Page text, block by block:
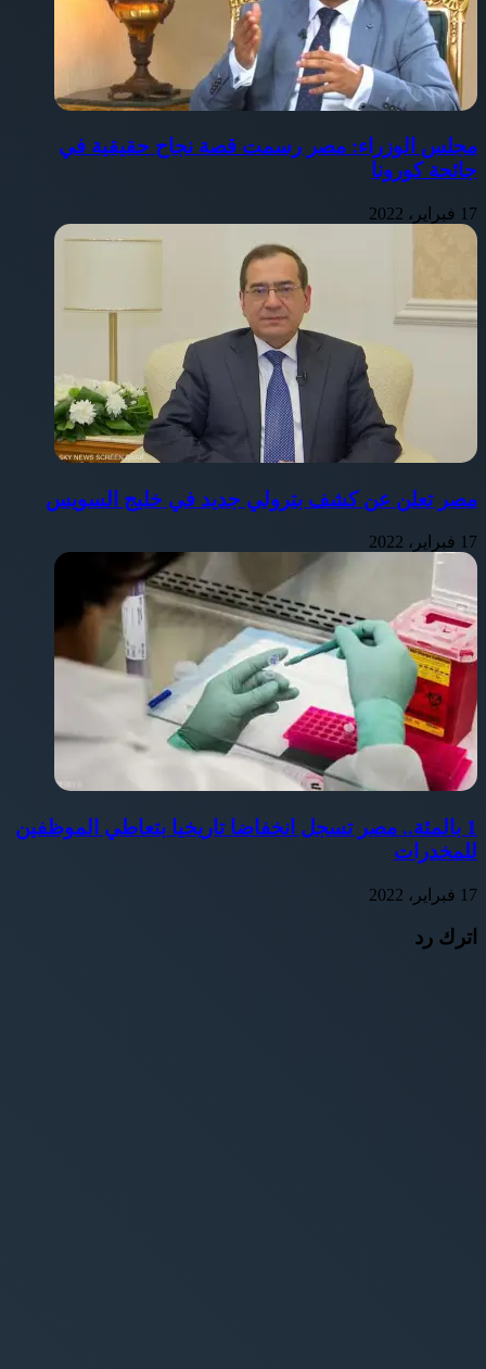
مجلس الوزراء: مصر رسمت قصة نجاح حقيقية في
جائحة كورونا
17 فبراير، 2022
مصر تعلن عن كشف بترولي جديد في خليج السويس
17 فبراير، 2022
1 بالمئة.. مصر تسجل انخفاضا تاريخيا بتعاطي الموظفين
للمخدرات
17 فبراير، 2022
اترك رد